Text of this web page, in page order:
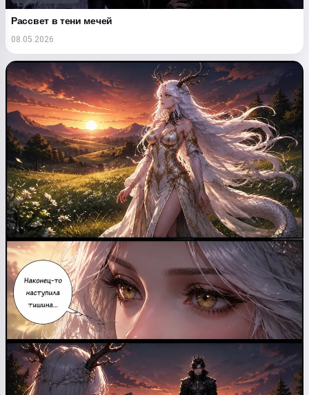
Рассвет в тени мечей
08.05.2026
Привет! Я Сторико 👋
Я рассказываю волшебные
сказки на ночь для ваших детей
🌟